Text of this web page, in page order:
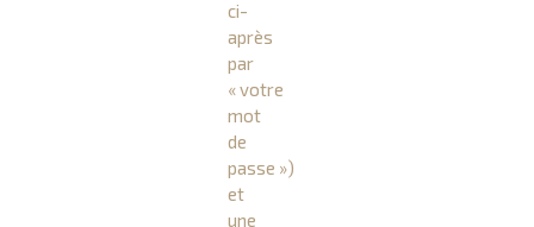
ci-
après
par
« votre
mot
de
passe »)
et
une